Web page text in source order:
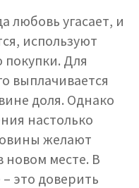
любовь угасает, и
используют
Для
выплачивается
доля. Однако
настолько
желают
месте. В
это доверить